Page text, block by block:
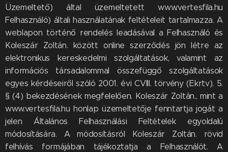
Üzemeltető) által üzemeltetett www.vertesfila.hu
Felhasználó) általi használatának feltételeit tartalmazza. A
weblapon történő rendelés leadásával a Felhasználó és
Koleszár Zoltán. között online szerződés jön létre az
elektronikus kereskedelmi szolgáltatások, valamint az
információs társadalommal összefüggő szolgáltatások
egyes kérdéseiről szóló 2001. évi CVIII. törvény (Ekrtv). 5.
§ (4) bekezdésének megfelelően. Koleszár Zoltán., mint a
www.vertesfila.hu honlap üzemeltetője fenntartja jogát a
jelen Általános Felhasználási Feltételek egyoldalú
módosítására. A módosításról Koleszár Zoltán. rövid
felhívás formájában tájékoztatja a Felhasználót. A